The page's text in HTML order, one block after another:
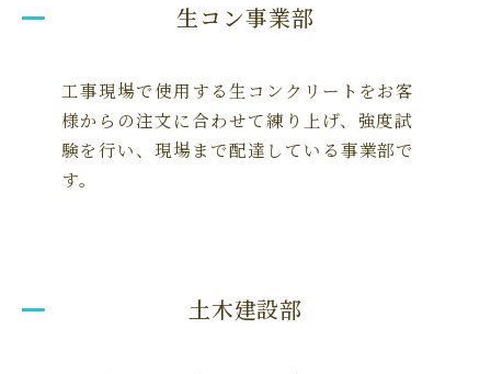
生コン事業部
工事現場で使用する生コンクリートをお客
様からの注文に合わせて練り上げ、強度試
験を行い、現場まで配達している事業部で
す。
土木建設部